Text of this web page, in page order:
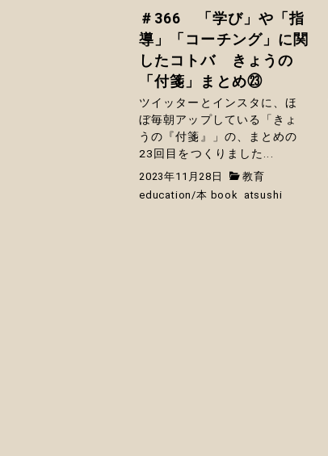
＃366 「学び」や「指
導」「コーチング」に関
したコトバ きょうの
「付箋」まとめ㉓
ツイッターとインスタに、ほ
ぼ毎朝アップしている「きょ
うの『付箋』」の、まとめの
23回目をつくりました...
2023年11月28日
教育
education/本 book atsushi